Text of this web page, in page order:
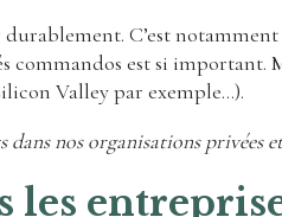
C’est
commandos est si important.
Valley par exemple…).
dans nos organisations privées
les